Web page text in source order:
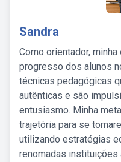
Sandra
Como orientador,
progresso dos alunos
técnicas pedagógicas
autênticas e são
entusiasmo. Minha
trajetória para se
utilizando estratégias
renomadas